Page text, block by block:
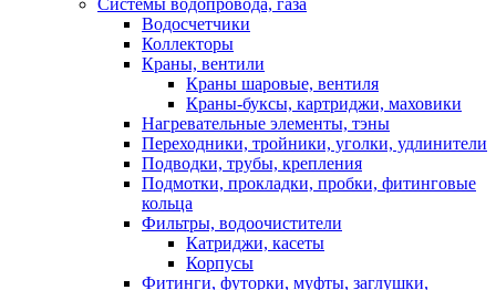
Водосчетчики
Коллекторы
Краны, вентили
Краны шаровые, вентиля
Краны-буксы, картриджи, маховики
Нагревательные элементы, тэны
Переходники, тройники, уголки, удлинители
Подводки, трубы, крепления
Подмотки, прокладки, пробки, фитинговые
кольца
Фильтры, водоочистители
Катриджи, касеты
Корпусы
Фитинги, футорки, муфты, заглушки,